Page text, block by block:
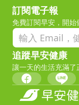
訂閱電子報
免費訂閱早安，開始
追蹤早安健康
讓一天的生活充滿了